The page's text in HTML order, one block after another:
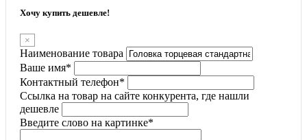
Хочу купить дешевле!
×
Наименование товара
Ваше имя*
Контактный телефон*
Ссылка на товар на сайте конкурента, где нашли
дешевле
Введите слово на картинке*